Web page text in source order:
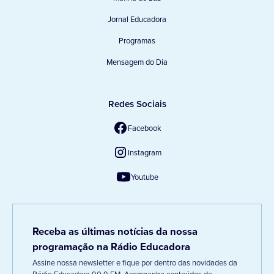
Jornal Educadora
Programas
Mensagem do Dia
Redes Sociais
Facebook
Instagram
Youtube
Receba as últimas notícias da nossa
programação na Rádio Educadora
Assine nossa newsletter e fique por dentro das novidades da